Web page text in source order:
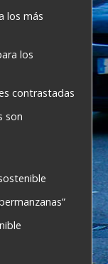
los más
los
contrastadas
son